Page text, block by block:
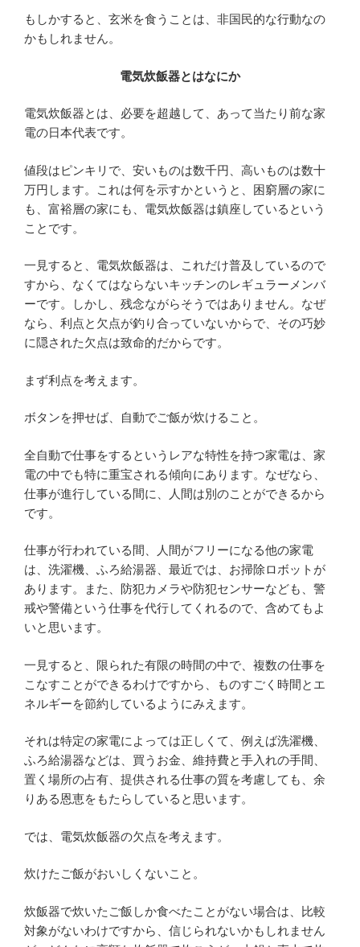
もしかすると、玄米を食うことは、非国民的な行動なの
かもしれません。
電気炊飯器とはなにか
電気炊飯器とは、必要を超越して、あって当たり前な家
電の日本代表です。
値段はピンキリで、安いものは数千円、高いものは数十
万円します。これは何を示すかというと、困窮層の家に
も、富裕層の家にも、電気炊飯器は鎮座しているという
ことです。
一見すると、電気炊飯器は、これだけ普及しているので
すから、なくてはならないキッチンのレギュラーメンバ
ーです。しかし、残念ながらそうではありません。なぜ
なら、利点と欠点が釣り合っていないからで、その巧妙
に隠された欠点は致命的だからです。
まず利点を考えます。
ボタンを押せば、自動でご飯が炊けること。
全自動で仕事をするというレアな特性を持つ家電は、家
電の中でも特に重宝される傾向にあります。なぜなら、
仕事が進行している間に、人間は別のことができるから
です。
仕事が行われている間、人間がフリーになる他の家電
は、洗濯機、ふろ給湯器、最近では、お掃除ロボットが
あります。また、防犯カメラや防犯センサーなども、警
戒や警備という仕事を代行してくれるので、含めてもよ
いと思います。
一見すると、限られた有限の時間の中で、複数の仕事を
こなすことができるわけですから、ものすごく時間とエ
ネルギーを節約しているようにみえます。
それは特定の家電によっては正しくて、例えば洗濯機、
ふろ給湯器などは、買うお金、維持費と手入れの手間、
置く場所の占有、提供される仕事の質を考慮しても、余
りある恩恵をもたらしていると思います。
では、電気炊飯器の欠点を考えます。
炊けたご飯がおいしくないこと。
炊飯器で炊いたご飯しか食べたことがない場合は、比較
対象がないわけですから、信じられないかもしれません